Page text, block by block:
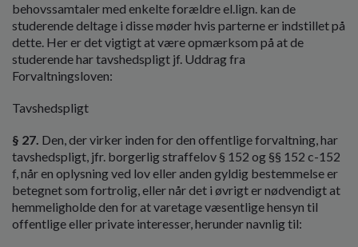
behovssamtaler med enkelte forældre el.lign. kan de
studerende deltage i disse møder hvis parterne er indstillet på
dette. Her er det vigtigt at være opmærksom på at de
studerende har tavshedspligt jf. Uddrag fra
Forvaltningsloven:
Tavshedspligt
§ 27. Den, der virker inden for den offentlige forvaltning, har
tavshedspligt, jfr. borgerlig straffelov § 152 og §§ 152 c-152
f, når en oplysning ved lov eller anden gyldig bestemmelse er
betegnet som fortrolig, eller når det i øvrigt er nødvendigt at
hemmeligholde den for at varetage væsentlige hen­syn til
offentlige eller private interesser, herunder navnlig til: